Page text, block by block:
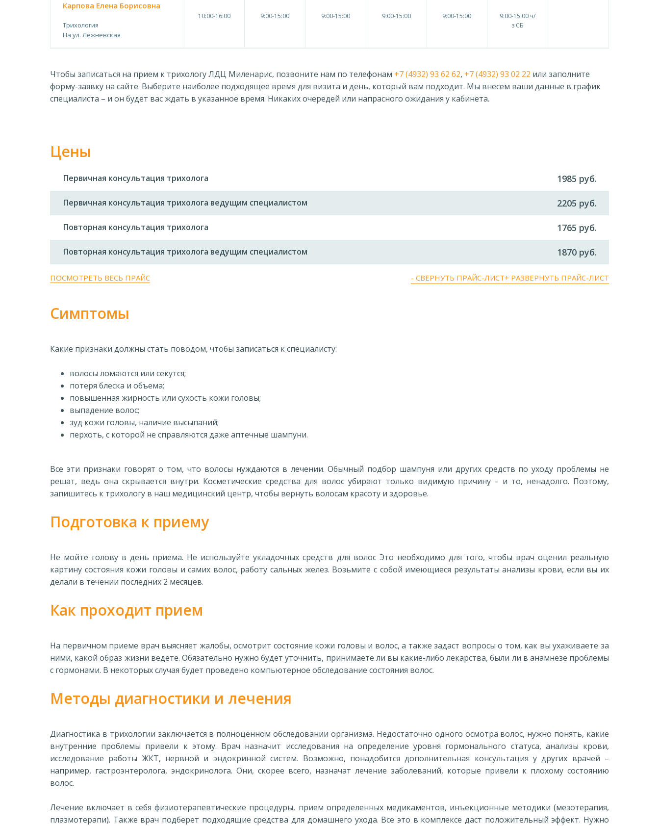
Карпова Елена Борисовна
Трихология
На ул. Лежневская
10:00-16:00 9:00-15:00 9:00-15:00 9:00-15:00 9:00-15:00
9:00-15:00 ч/
з СБ
Чтобы записаться на прием к трихологу ЛДЦ Миленарис, позвоните нам по телефонам +7 (4932) 93 62 62, +7 (4932) 93 02 22 или заполните
форму-заявку на сайте. Выберите наиболее подходящее время для визита и день, который вам подходит. Мы внесем ваши данные в график
специалиста – и он будет вас ждать в указанное время. Никаких очередей или напрасного ожидания у кабинета.
Цены
Первичная консультация трихолога 1985 руб.
Первичная консультация трихолога ведущим специалистом 2205 руб.
Повторная консультация трихолога 1765 руб.
Повторная консультация трихолога ведущим специалистом 1870 руб.
ПОСМОТРЕТЬ ВЕСЬ ПРАЙС + РАЗВЕРНУТЬ ПРАЙС-ЛИСТ
- СВЕРНУТЬ ПРАЙС-ЛИСТ
Симптомы
Какие признаки должны стать поводом, чтобы записаться к специалисту:
волосы ломаются или секутся;
потеря блеска и объема;
повышенная жирность или сухость кожи головы;
выпадение волос;
зуд кожи головы, наличие высыпаний;
перхоть, с которой не справляются даже аптечные шампуни.
Все эти признаки говорят о том, что волосы нуждаются в лечении. Обычный подбор шампуня или других средств по уходу проблемы не
решат, ведь она скрывается внутри. Косметические средства для волос убирают только видимую причину – и то, ненадолго. Поэтому,
запишитесь к трихологу в наш медицинский центр, чтобы вернуть волосам красоту и здоровье.
Подготовка к приему
Не мойте голову в день приема. Не используйте укладочных средств для волос Это необходимо для того, чтобы врач оценил реальную
картину состояния кожи головы и самих волос, работу сальных желез. Возьмите с собой имеющиеся результаты анализы крови, если вы их
делали в течении последних 2 месяцев.
Как проходит прием
На первичном приеме врач выясняет жалобы, осмотрит состояние кожи головы и волос, а также задаст вопросы о том, как вы ухаживаете за
ними, какой образ жизни ведете. Обязательно нужно будет уточнить, принимаете ли вы какие-либо лекарства, были ли в анамнезе проблемы
с гормонами. В некоторых случая будет проведено компьютерное обследование состояния волос.
Методы диагностики и лечения
Диагностика в трихологии заключается в полноценном обследовании организма. Недостаточно одного осмотра волос, нужно понять, какие
внутренние проблемы привели к этому. Врач назначит исследования на определение уровня гормонального статуса, анализы крови,
исследование работы ЖКТ, нервной и эндокринной систем. Возможно, понадобится дополнительная консультация у других врачей –
например, гастроэнтеролога, эндокринолога. Они, скорее всего, назначат лечение заболеваний, которые привели к плохому состоянию
волос.
Лечение включает в себя физиотерапевтические процедуры, прием определенных медикаментов, инъекционные методики (мезотерапия,
плазмотерапи). Также врач подберет подходящие средства для домашнего ухода. Все это в комплексе даст положительный эффект. Нужно